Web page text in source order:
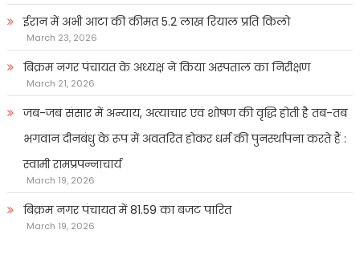
ईरान में अभी आटा की कीमत 5.2 लाख रियाल प्रति किलो
March 23, 2026
बिक्रम नगर पंचायत के अध्यक्ष ने किया अस्पताल का निरीक्षण
March 21, 2026
जब-जब संसार में अन्याय, अत्याचार एवं शोषण की वृद्धि होती है तब-तब
भगवान दीनबंधु के रूप में अवतरित होकर धर्म की पुनर्स्थापना करते हैं :
स्वामी रामप्रपन्नाचार्य
March 19, 2026
बिक्रम नगर पंचायत में 81.59 का बजट पारित
March 19, 2026